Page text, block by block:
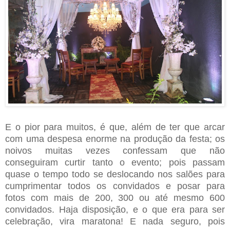
E o pior para muitos, é que, além de ter que arcar
com uma despesa enorme na produção da festa; os
noivos muitas vezes confessam que não
conseguiram curtir tanto o evento; pois passam
quase o tempo todo se deslocando nos salões para
cumprimentar todos os convidados e posar para
fotos com mais de 200, 300 ou até mesmo 600
convidados. Haja disposição, e o que era para ser
celebração, vira maratona! E nada seguro, pois